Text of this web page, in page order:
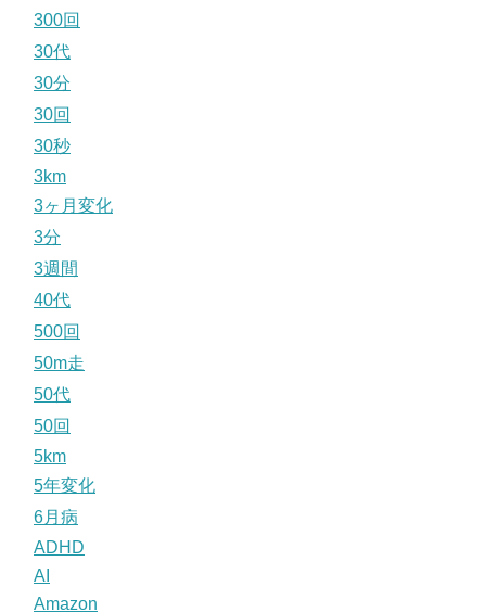
300回
30代
30分
30回
30秒
3km
3ヶ月変化
3分
3週間
40代
500回
50m走
50代
50回
5km
5年変化
6月病
ADHD
AI
Amazon